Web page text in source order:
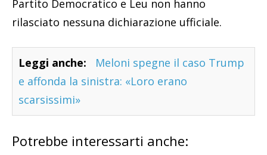
Partito Democratico e Leu non hanno
rilasciato nessuna dichiarazione ufficiale.
Leggi anche:
Meloni spegne il caso Trump
e affonda la sinistra: «Loro erano
scarsissimi»
Potrebbe interessarti anche: